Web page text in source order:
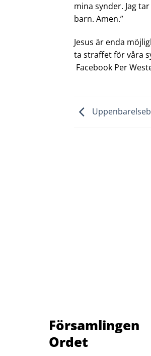
mina synder. Jag
barn. Amen.”
Jesus är enda
ta straffet för våra
Facebook Per
Församlingen
Ordet